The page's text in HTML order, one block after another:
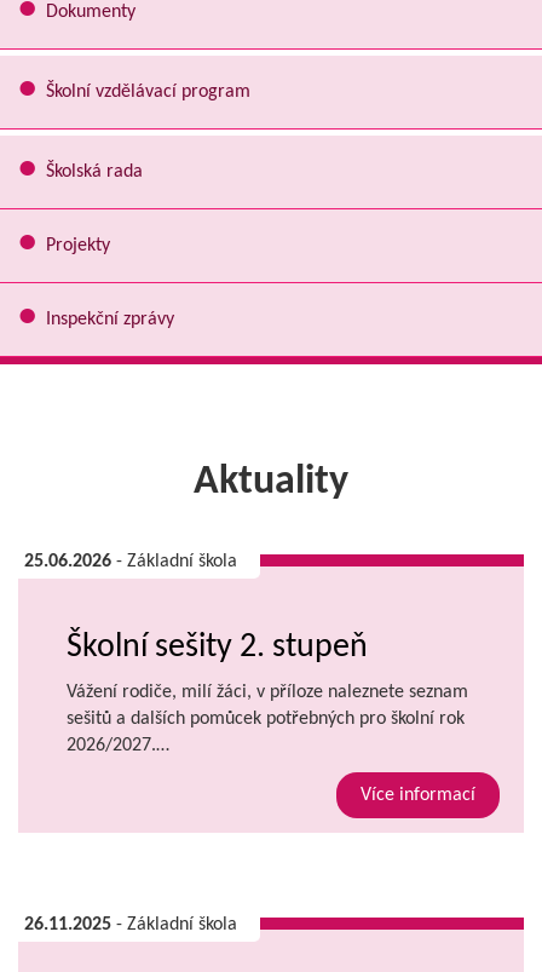
Dokumenty
Školní vzdělávací program
Školská rada
Projekty
Inspekční zprávy
Aktuality
25.06.2026 - Základní škola
Školní sešity 2. stupeň
Vážení rodiče, milí žáci, v příloze naleznete seznam
sešitů a dalších pomůcek potřebných pro školní rok
2026/2027.…
Více informací
26.11.2025 - Základní škola